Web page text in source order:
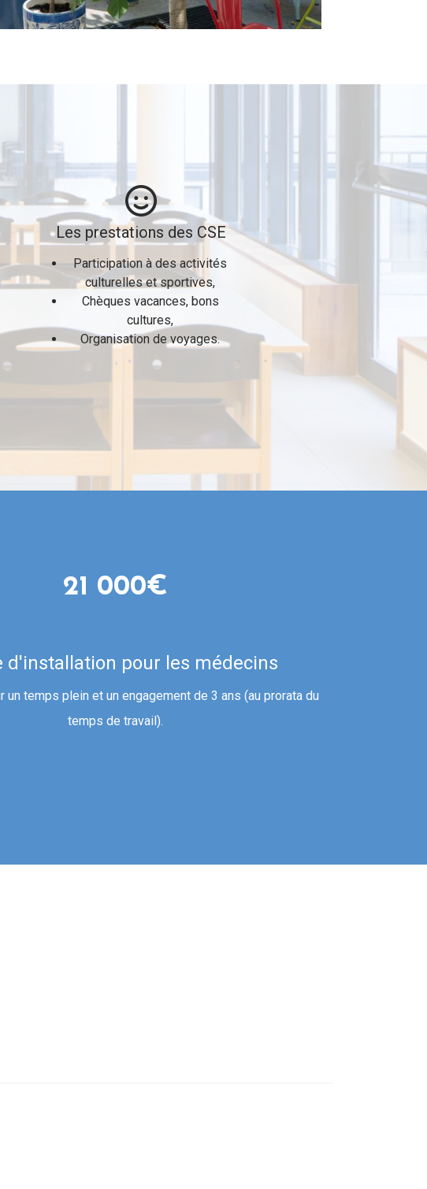
Les prestations des CSE
Participation à des activités
culturelles et sportives,
Chèques vacances, bons
cultures,
Organisation de voyages.
21 000€
d'installation pour les médecins
un temps plein et un engagement de 3 ans (au prorata du
temps de travail).